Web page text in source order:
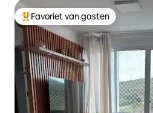
Topfavoriet van gasten
Favoriet van gasten